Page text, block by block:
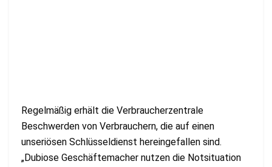
Regelmäßig erhält die Verbraucherzentrale
Beschwerden von Verbrauchern, die auf einen
unseriösen Schlüsseldienst hereingefallen sind.
„Dubiose Geschäftemacher nutzen die Notsituation